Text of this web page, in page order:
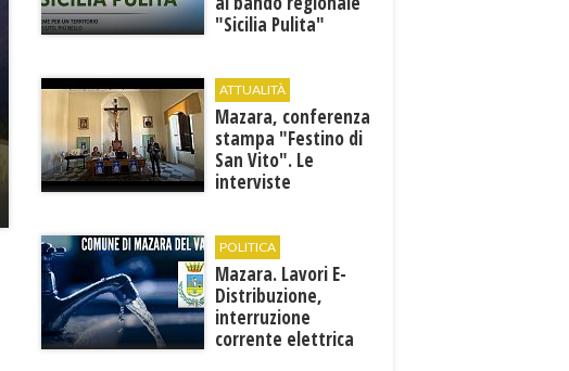
"Sicilia Pulita"
ATTUALITÀ
Mazara, conferenza
stampa "Festino di
San Vito". Le
interviste
POLITICA
Mazara. Lavori E-
Distribuzione,
interruzione
corrente elettrica